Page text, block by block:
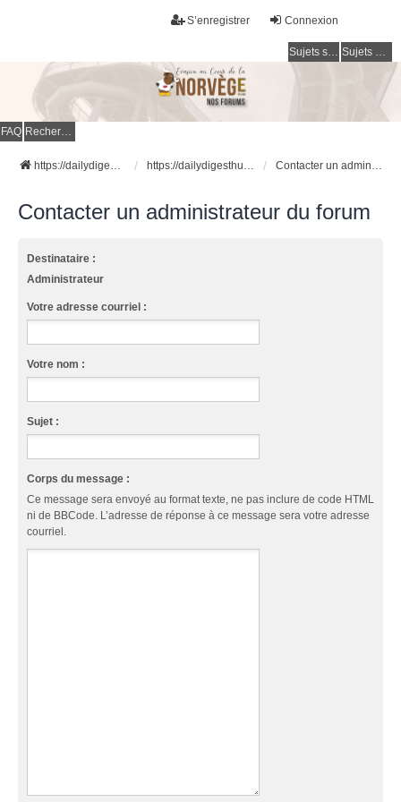
Connexion
S’enregistrer
Sujets sans réponse Sujets actifs
FAQ Rechercher
https://dailydigesthub.com https://dailydigesthub.com Contacter un administrateur du forum
Contacter un administrateur du forum
Destinataire :
Administrateur
Votre adresse courriel :
Votre nom :
Sujet :
Corps du message :
Ce message sera envoyé au format texte, ne pas inclure de code HTML
ni de BBCode. L’adresse de réponse à ce message sera votre adresse
courriel.